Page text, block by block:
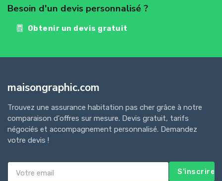
Besoin d'un devis personnalisé ?
Obtenir un devis gratuit
maisongraphic.com
Trouvez une assurance habitation pas cher grâce à notre
comparaison d'offres sur mesure. Devis gratuit, tarifs
négociés et accompagnement personnalisé. Demandez
votre devis !
S'inscrire